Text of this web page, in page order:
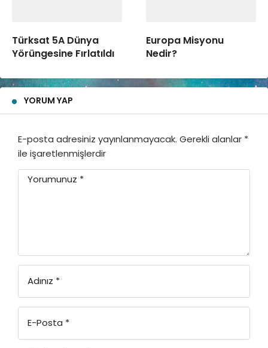
Türksat 5A Dünya
Yörüngesine Fırlatıldı
Europa Misyonu
Nedir?
YORUM YAP
E-posta adresiniz yayınlanmayacak. Gerekli alanlar *
ile işaretlenmişlerdir
Yorumunuz *
Adınız *
E-Posta *